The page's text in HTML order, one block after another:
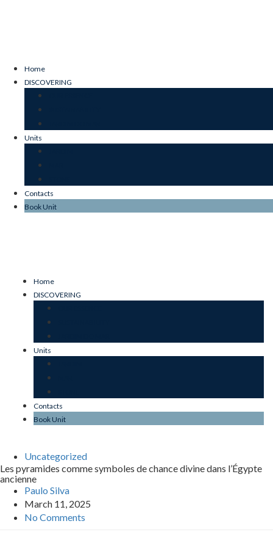
Home
DISCOVERING
Units
Contacts
Book Unit
Home
DISCOVERING
Units
Contacts
Book Unit
Uncategorized
Les pyramides comme symboles de chance divine dans l’Égypte
ancienne
Paulo Silva
March 11, 2025
No Comments